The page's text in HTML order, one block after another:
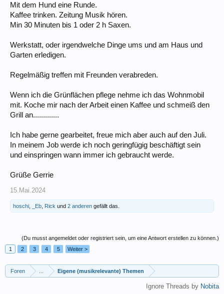
Mit dem Hund eine Runde.
Kaffee trinken. Zeitung Musik hören.
Min 30 Minuten bis 1 oder 2 h Saxen.
Werkstatt, oder irgendwelche Dinge ums und am Haus und
Garten erledigen.
Regelmäßig treffen mit Freunden verabreden.
Wenn ich die Grünflächen pflege nehme ich das Wohnmobil
mit. Koche mir nach der Arbeit einen Kaffee und schmeiß den
Grill an.............
Ich habe gerne gearbeitet, freue mich aber auch auf den Juli.
In meinem Job werde ich noch geringfügig beschäftigt sein
und einspringen wann immer ich gebraucht werde.
Grüße Gerrie
15.Mai.2024
hoschi _Eb Rick und 2 anderen gefällt das.
(Du musst angemeldet oder registriert sein, um eine Antwort erstellen zu können.)
1
2 3 4 5 Weiter >
Foren Eigene (musikrelevante) Themen
Ignore Threads by Nobita